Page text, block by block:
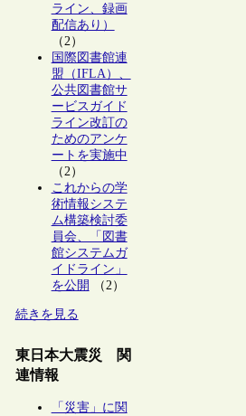
ライン、録画
配信あり）
（2）
国際図書館連
盟（IFLA）、
公共図書館サ
ービスガイド
ライン改訂の
ためのアンケ
ートを実施中
（2）
これからの学
術情報システ
ム構築検討委
員会、「図書
館システムガ
イドライン」
を公開
（2）
続きを見る
東日本大震災 関
連情報
「災害」に関